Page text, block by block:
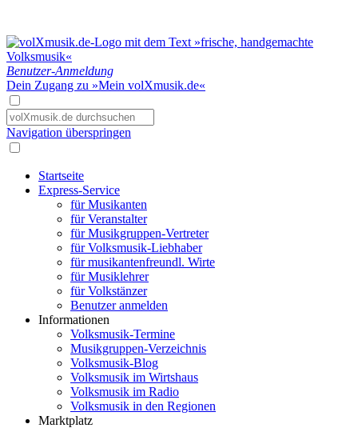
Benutzer-Anmeldung
Dein Zugang zu »Mein volXmusik.de«
Navigation überspringen
Startseite
Express-Service
für Musikanten
für Veranstalter
für Musikgruppen-Vertreter
für Volksmusik-Liebhaber
für musikantenfreundl. Wirte
für Musiklehrer
für Volkstänzer
Benutzer anmelden
Informationen
Volksmusik-Termine
Musikgruppen-Verzeichnis
Volksmusik-Blog
Volksmusik im Wirtshaus
Volksmusik im Radio
Volksmusik in den Regionen
Marktplatz